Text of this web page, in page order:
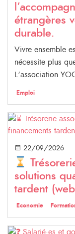
étrangères
durable.
Vivre ensemble
nécessite plus
L’association
Emploi
22/09/2026
solutions
tardent
Economie